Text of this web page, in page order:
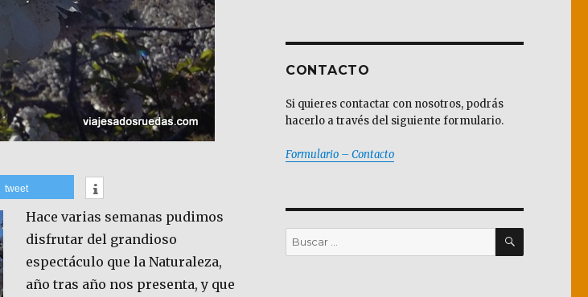
tweet
Hace varias semanas pudimos
disfrutar del grandioso
espectáculo que la Naturaleza,
año tras año nos presenta, y que
CONTACTO
Si quieres contactar con nosotros, podrás
hacerlo a través del siguiente formulario.
Formulario – Contacto
Buscar
por:
BUSCAR